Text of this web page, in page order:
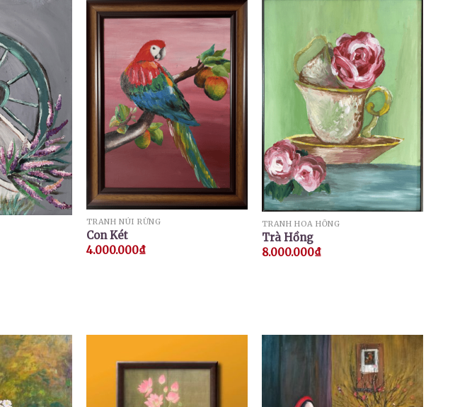
TRANH NÚI RỪNG
Con Két
4.000.000₫
TRANH HOA HỒNG
Trà Hồng
8.000.000₫